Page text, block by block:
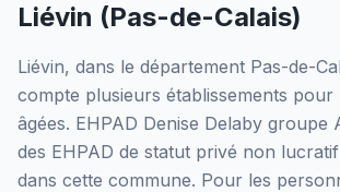
Liévin (Pas-de-Calais)
Liévin, dans le département Pas-de-
compte plusieurs établissements pour
âgées. EHPAD Denise Delaby groupe
des EHPAD de statut privé non lucratif
dans cette commune. Pour les